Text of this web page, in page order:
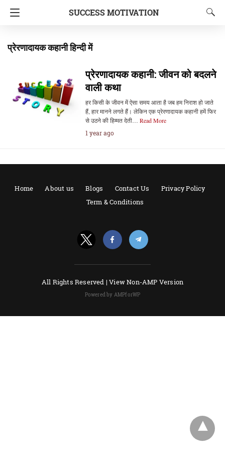
SUCCESS MOTIVATION
प्रेरणादायक कहानी हिन्दी में
प्रेरणादायक कहानी: जीवन को बदलने
वाली कथा
हर किसी के जीवन में ऐसा समय आता है जब हम निराश हो जाते
हैं, हार मानने लगते हैं। लेकिन एक प्रेरणादायक कहानी हमें फिर
से उठने की हिम्मत देती… Read More
1 year ago
Home About us Blogs Contact Us
Privacy Policy
Term & Conditions
All Rights Reserved |View Non-AMP Version
Powered by AMPforWP